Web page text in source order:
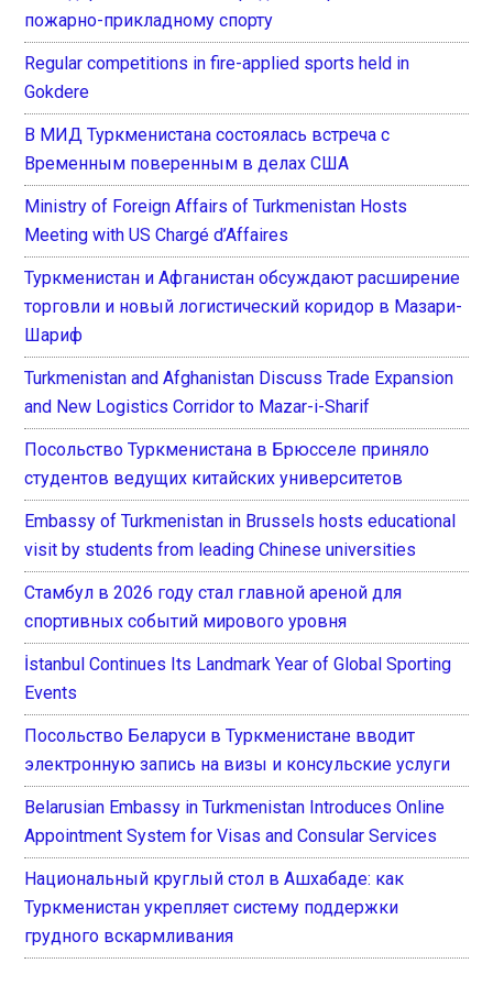
пожарно-прикладному спорту
Regular competitions in fire-applied sports held in
Gokdere
В МИД Туркменистана состоялась встреча с
Временным поверенным в делах США
Ministry of Foreign Affairs of Turkmenistan Hosts
Meeting with US Chargé d’Affaires
Туркменистан и Афганистан обсуждают расширение
торговли и новый логистический коридор в Мазари-
Шариф
Turkmenistan and Afghanistan Discuss Trade Expansion
and New Logistics Corridor to Mazar-i-Sharif
Посольство Туркменистана в Брюсселе приняло
студентов ведущих китайских университетов
Embassy of Turkmenistan in Brussels hosts educational
visit by students from leading Chinese universities
Стамбул в 2026 году стал главной ареной для
спортивных событий мирового уровня
İstanbul Continues Its Landmark Year of Global Sporting
Events
Посольство Беларуси в Туркменистане вводит
электронную запись на визы и консульские услуги
Belarusian Embassy in Turkmenistan Introduces Online
Appointment System for Visas and Consular Services
Национальный круглый стол в Ашхабаде: как
Туркменистан укрепляет систему поддержки
грудного вскармливания